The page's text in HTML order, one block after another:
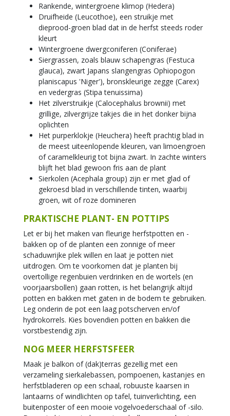
Rankende, wintergroene klimop (Hedera)
Druifheide (Leucothoe), een struikje met
dieprood-groen blad dat in de herfst steeds roder
kleurt
Wintergroene dwergconiferen (Coniferae)
Siergrassen, zoals blauw schapengras (Festuca
glauca), zwart Japans slangengras Ophiopogon
planiscapus 'Niger'), bronskleurige zegge (Carex)
en vedergras (Stipa tenuissima)
Het zilverstruikje (Calocephalus brownii) met
grillige, zilvergrijze takjes die in het donker bijna
oplichten
Het purperklokje (Heuchera) heeft prachtig blad in
de meest uiteenlopende kleuren, van limoengroen
of caramelkleurig tot bijna zwart. In zachte winters
blijft het blad gewoon fris aan de plant
Sierkolen (Acephala group) zijn er met glad of
gekroesd blad in verschillende tinten, waarbij
groen, wit of roze domineren
PRAKTISCHE PLANT- EN POTTIPS
Let er bij het maken van fleurige herfstpotten en -
bakken op of de planten een zonnige of meer
schaduwrijke plek willen en laat je potten niet
uitdrogen. Om te voorkomen dat je planten bij
overtollige regenbuien verdrinken en de wortels (en
voorjaarsbollen) gaan rotten, is het belangrijk altijd
potten en bakken met gaten in de bodem te gebruiken.
Leg onderin de pot een laag potscherven en/of
hydrokorrels. Kies bovendien potten en bakken die
vorstbestendig zijn.
NOG MEER HERFSTSFEER
Maak je balkon of (dak)terras gezellig met een
verzameling sierkalebassen, pompoenen, kastanjes en
herfstbladeren op een schaal, robuuste kaarsen in
lantaarns of windlichten op tafel, tuinverlichting, een
buitenposter of een mooie vogelvoederschaal of -silo.